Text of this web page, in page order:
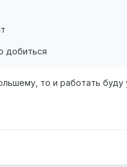
добиться
то и работать буду